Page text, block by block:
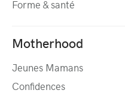
Forme & santé
Motherhood
Jeunes Mamans
Confidences